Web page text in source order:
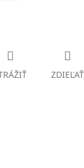
ZDIEĽAŤ